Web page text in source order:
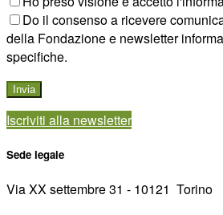
Do il consenso a ricevere
della Fondazione e newsletter
specifiche.
Iscriviti alla newsletter
Sede legale
Via XX settembre 31 - 10121 ­ Torino